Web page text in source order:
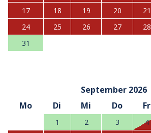
17
18 19 20 21
24
25 26 27 28
31
September 2026
Mo
Di Mi Do Fr
1 2 3 4